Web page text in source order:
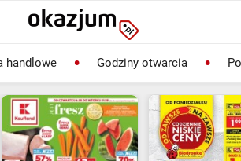
handlowe Godziny otwarcia